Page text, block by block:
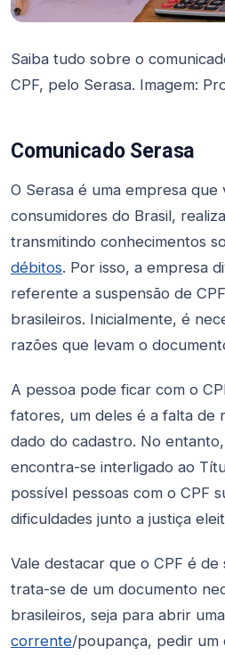
Saiba tudo sobre o
CPF, pelo Serasa. Imagem:
Comunicado Serasa
O Serasa é uma empresa que
consumidores do Brasil,
transmitindo conhecimentos
débitos. Por isso, a empresa
referente a suspensão de
brasileiros. Inicialmente, é
razões que levam o
A pessoa pode ficar com o
fatores, um deles é a falta de
dado do cadastro. No
encontra-se interligado ao
possível pessoas com o CPF
dificuldades junto a justiça
Vale destacar que o CPF é de
trata-se de um documento
brasileiros, seja para abrir uma
corrente/poupança, pedir um